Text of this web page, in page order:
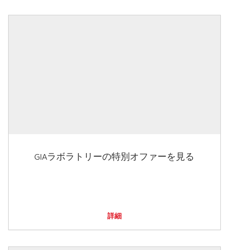
GIAラボラトリーの特別オファーを見る
詳細